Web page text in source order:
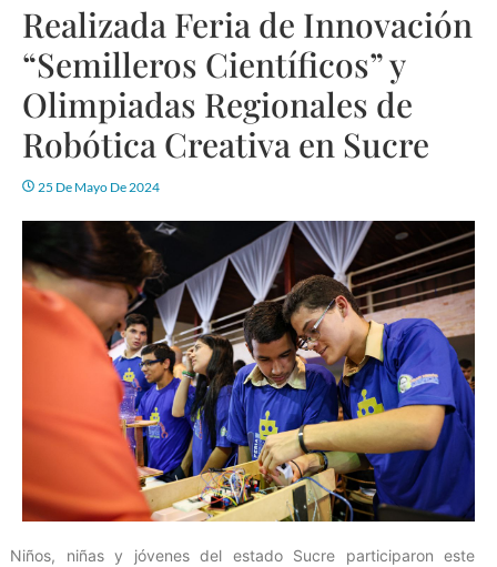
Realizada Feria de Innovación
“Semilleros Científicos” y
Olimpiadas Regionales de
Robótica Creativa en Sucre
25 De Mayo De 2024
Niños, niñas y jóvenes del estado Sucre participaron este